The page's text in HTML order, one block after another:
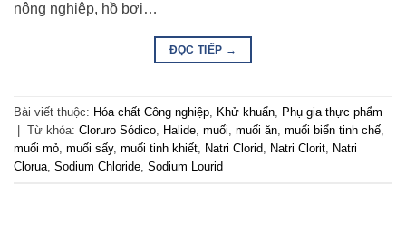
nông nghiệp, hồ bơi…
ĐỌC TIẾP →
Bài viết thuộc: Hóa chất Công nghiệp Khử khuẩn Phụ gia thực phẩm
| Từ khóa: Cloruro Sódico Halide muối muối ăn muối biển tinh chế
muối mỏ muối sấy, muối tinh khiết Natri Clorid Natri Clorit Natri
Clorua Sodium Chloride Sodium Lourid